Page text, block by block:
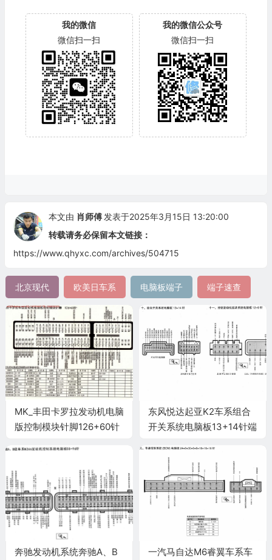
我的微信
微信扫一扫
我的微信公众号
微信扫一扫
本文由 肖师傅 发表于2025年3月15日 13:20:00
转载请务必保留本文链接：
https://www.qhyxc.com/archives/504715
北京现代 欧美日车系 电脑板端子 端子速查
MK_丰田卡罗拉发动机电脑
版控制模块针脚126+60针
东风悦达起亚K2车系组合
开关系统电脑板13+14针端
奔驰发动机系统奔驰A、B
一汽马自达M6睿翼车系车